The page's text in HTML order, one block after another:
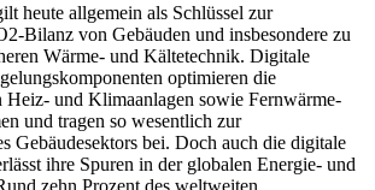
heute allgemein als Schlüssel zur
Bilanz von Gebäuden und insbesondere zu
Wärme- und Kältetechnik. Digitale
optimieren die
und Klimaanlagen sowie Fernwärme-
und tragen so wesentlich zur
Gebäudesektors bei. Doch auch die digitale
ihre Spuren in der globalen Energie- und
zehn Prozent des weltweiten